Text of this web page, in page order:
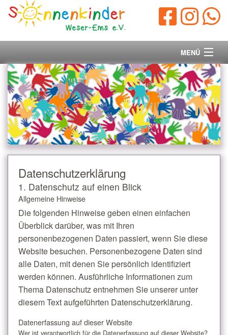
MENÜ
Startseite
Vorstand
Unsere Ziele
Ihre Spende
Aktuelles/Presse
Kontakt
Datenschutz­erklärung
1. Datenschutz auf einen Blick
Allgemeine Hinweise
Die folgenden Hinweise geben einen einfachen
Überblick darüber, was mit Ihren
personenbezogenen Daten passiert, wenn Sie diese
Website besuchen. Personenbezogene Daten sind
alle Daten, mit denen Sie persönlich identifiziert
werden können. Ausführliche Informationen zum
Thema Datenschutz entnehmen Sie unserer unter
diesem Text aufgeführten Datenschutzerklärung.
Datenerfassung auf dieser Website
Wer ist verantwortlich für die Datenerfassung auf dieser Website?